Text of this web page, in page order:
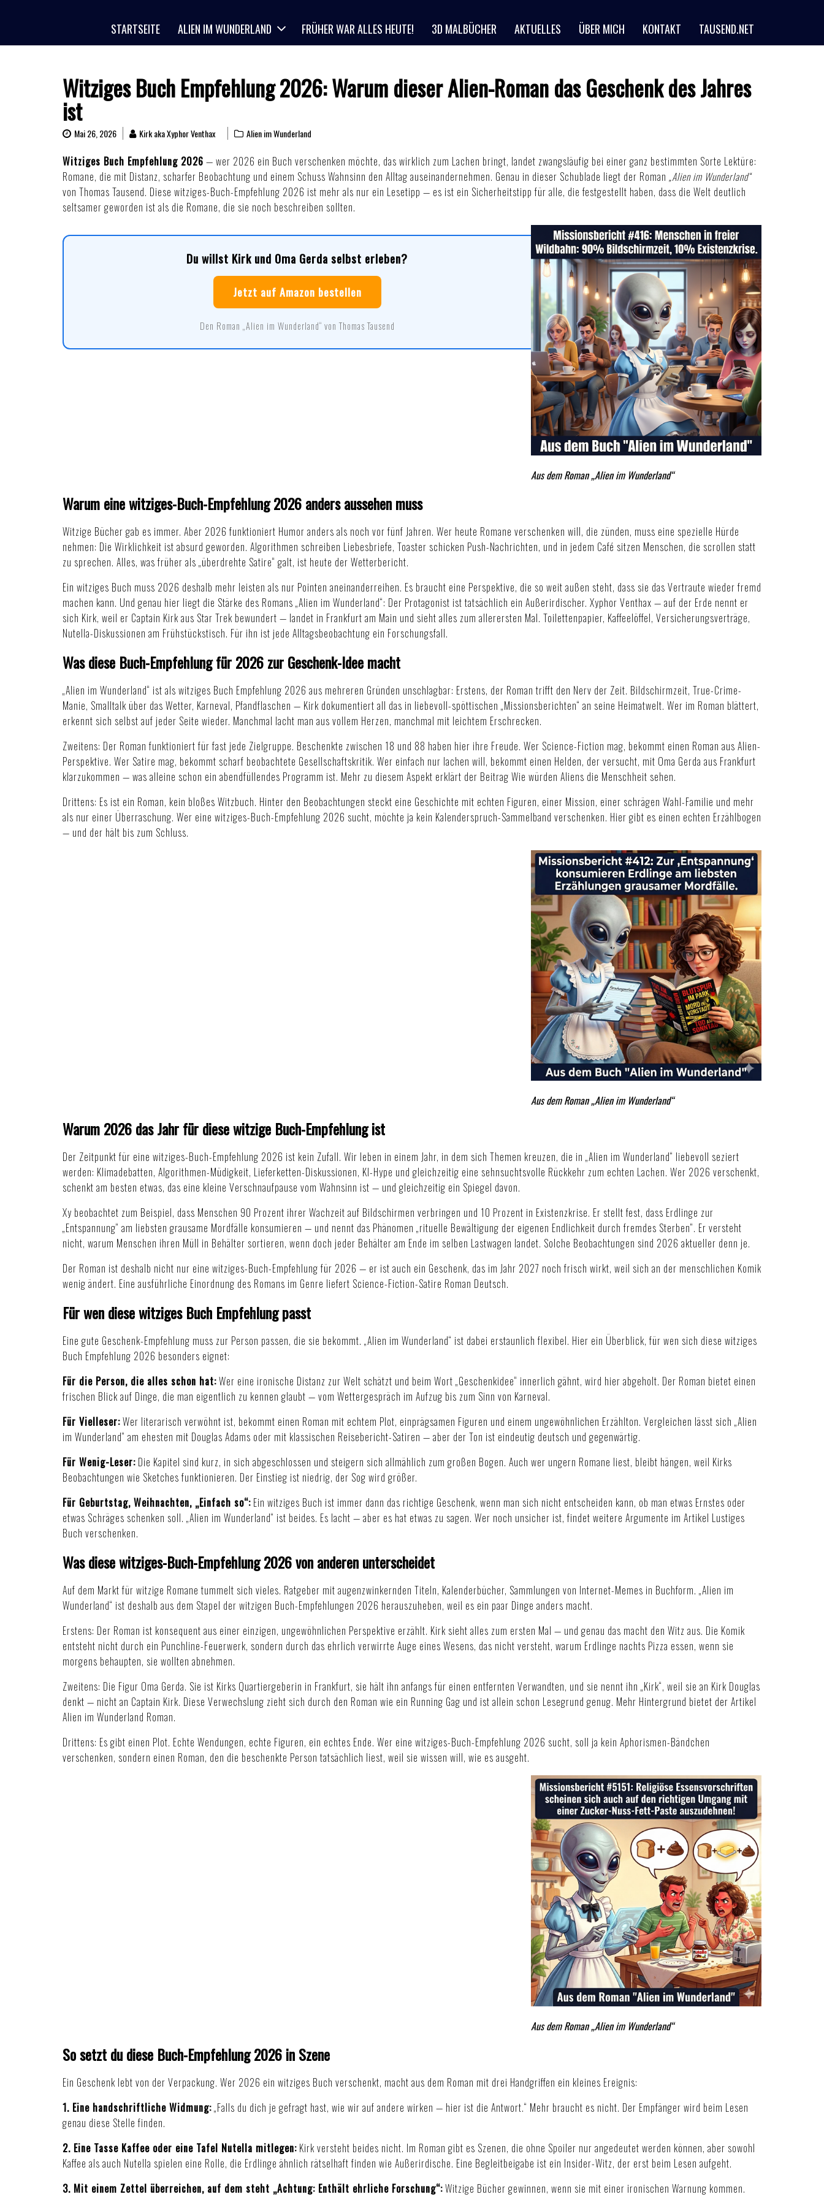
STARTSEITE ALIEN IM WUNDERLAND FRÜHER WAR ALLES HEUTE! 3D MALBÜCHER AKTUELLES ÜBER MICH KONTAKT TAUSEND.NET
Witziges Buch Empfehlung 2026: Warum dieser Alien-Roman das Geschenk des Jahres
ist
Mai 26, 2026 Kirk aka Xyphor Venthax Alien im Wunderland
Witziges Buch Empfehlung 2026 — wer 2026 ein Buch verschenken möchte, das wirklich zum Lachen bringt, landet zwangsläufig bei einer ganz bestimmten Sorte Lektüre:
Romane, die mit Distanz, scharfer Beobachtung und einem Schuss Wahnsinn den Alltag auseinandernehmen. Genau in dieser Schublade liegt der Roman „Alien im Wunderland“
von Thomas Tausend. Diese witziges-Buch-Empfehlung 2026 ist mehr als nur ein Lesetipp — es ist ein Sicherheitstipp für alle, die festgestellt haben, dass die Welt deutlich
seltsamer geworden ist als die Romane, die sie noch beschreiben sollten.
Aus dem Roman „Alien im Wunderland“
Du willst Kirk und Oma Gerda selbst erleben?
Jetzt auf Amazon bestellen
Den Roman „Alien im Wunderland“ von Thomas Tausend
Warum eine witziges-Buch-Empfehlung 2026 anders aussehen muss
Witzige Bücher gab es immer. Aber 2026 funktioniert Humor anders als noch vor fünf Jahren. Wer heute Romane verschenken will, die zünden, muss eine spezielle Hürde
nehmen: Die Wirklichkeit ist absurd geworden. Algorithmen schreiben Liebesbriefe, Toaster schicken Push-Nachrichten, und in jedem Café sitzen Menschen, die scrollen statt
zu sprechen. Alles, was früher als „überdrehte Satire“ galt, ist heute der Wetterbericht.
Ein witziges Buch muss 2026 deshalb mehr leisten als nur Pointen aneinanderreihen. Es braucht eine Perspektive, die so weit außen steht, dass sie das Vertraute wieder fremd
machen kann. Und genau hier liegt die Stärke des Romans „Alien im Wunderland“: Der Protagonist ist tatsächlich ein Außerirdischer. Xyphor Venthax — auf der Erde nennt er
sich Kirk, weil er Captain Kirk aus Star Trek bewundert — landet in Frankfurt am Main und sieht alles zum allerersten Mal. Toilettenpapier, Kaffeelöffel, Versicherungsverträge,
Nutella-Diskussionen am Frühstückstisch. Für ihn ist jede Alltagsbeobachtung ein Forschungsfall.
Was diese Buch-Empfehlung für 2026 zur Geschenk-Idee macht
„Alien im Wunderland“ ist als witziges Buch Empfehlung 2026 aus mehreren Gründen unschlagbar: Erstens, der Roman trifft den Nerv der Zeit. Bildschirmzeit, True-Crime-
Manie, Smalltalk über das Wetter, Karneval, Pfandflaschen — Kirk dokumentiert all das in liebevoll-spöttischen „Missionsberichten“ an seine Heimatwelt. Wer im Roman blättert,
erkennt sich selbst auf jeder Seite wieder. Manchmal lacht man aus vollem Herzen, manchmal mit leichtem Erschrecken.
Zweitens: Der Roman funktioniert für fast jede Zielgruppe. Beschenkte zwischen 18 und 88 haben hier ihre Freude. Wer Science-Fiction mag, bekommt einen Roman aus Alien-
Perspektive. Wer Satire mag, bekommt scharf beobachtete Gesellschaftskritik. Wer einfach nur lachen will, bekommt einen Helden, der versucht, mit Oma Gerda aus Frankfurt
klarzukommen — was alleine schon ein abendfüllendes Programm ist. Mehr zu diesem Aspekt erklärt der Beitrag Wie würden Aliens die Menschheit sehen.
Drittens: Es ist ein Roman, kein bloßes Witzbuch. Hinter den Beobachtungen steckt eine Geschichte mit echten Figuren, einer Mission, einer schrägen Wahl-Familie und mehr
als nur einer Überraschung. Wer eine witziges-Buch-Empfehlung 2026 sucht, möchte ja kein Kalenderspruch-Sammelband verschenken. Hier gibt es einen echten Erzählbogen
— und der hält bis zum Schluss.
Aus dem Roman „Alien im Wunderland“
Warum 2026 das Jahr für diese witzige Buch-Empfehlung ist
Der Zeitpunkt für eine witziges-Buch-Empfehlung 2026 ist kein Zufall. Wir leben in einem Jahr, in dem sich Themen kreuzen, die in „Alien im Wunderland“ liebevoll seziert
werden: Klimadebatten, Algorithmen-Müdigkeit, Lieferketten-Diskussionen, KI-Hype und gleichzeitig eine sehnsuchtsvolle Rückkehr zum echten Lachen. Wer 2026 verschenkt,
schenkt am besten etwas, das eine kleine Verschnaufpause vom Wahnsinn ist — und gleichzeitig ein Spiegel davon.
Xy beobachtet zum Beispiel, dass Menschen 90 Prozent ihrer Wachzeit auf Bildschirmen verbringen und 10 Prozent in Existenzkrise. Er stellt fest, dass Erdlinge zur
„Entspannung“ am liebsten grausame Mordfälle konsumieren — und nennt das Phänomen „rituelle Bewältigung der eigenen Endlichkeit durch fremdes Sterben“. Er versteht
nicht, warum Menschen ihren Müll in Behälter sortieren, wenn doch jeder Behälter am Ende im selben Lastwagen landet. Solche Beobachtungen sind 2026 aktueller denn je.
Der Roman ist deshalb nicht nur eine witziges-Buch-Empfehlung für 2026 — er ist auch ein Geschenk, das im Jahr 2027 noch frisch wirkt, weil sich an der menschlichen Komik
wenig ändert. Eine ausführliche Einordnung des Romans im Genre liefert Science-Fiction-Satire Roman Deutsch.
Für wen diese witziges Buch Empfehlung passt
Eine gute Geschenk-Empfehlung muss zur Person passen, die sie bekommt. „Alien im Wunderland“ ist dabei erstaunlich flexibel. Hier ein Überblick, für wen sich diese witziges
Buch Empfehlung 2026 besonders eignet:
Für die Person, die alles schon hat:Wer eine ironische Distanz zur Welt schätzt und beim Wort „Geschenkidee“ innerlich gähnt, wird hier abgeholt. Der Roman bietet einen
frischen Blick auf Dinge, die man eigentlich zu kennen glaubt — vom Wettergespräch im Aufzug bis zum Sinn von Karneval.
Für Vielleser:Wer literarisch verwöhnt ist, bekommt einen Roman mit echtem Plot, einprägsamen Figuren und einem ungewöhnlichen Erzählton. Vergleichen lässt sich „Alien
im Wunderland“ am ehesten mit Douglas Adams oder mit klassischen Reisebericht-Satiren — aber der Ton ist eindeutig deutsch und gegenwärtig.
Für Wenig-Leser: Die Kapitel sind kurz, in sich abgeschlossen und steigern sich allmählich zum großen Bogen. Auch wer ungern Romane liest, bleibt hängen, weil Kirks
Beobachtungen wie Sketches funktionieren. Der Einstieg ist niedrig, der Sog wird größer.
Für Geburtstag, Weihnachten, „Einfach so“: Ein witziges Buch ist immer dann das richtige Geschenk, wenn man sich nicht entscheiden kann, ob man etwas Ernstes oder
etwas Schräges schenken soll. „Alien im Wunderland“ ist beides. Es lacht — aber es hat etwas zu sagen. Wer noch unsicher ist, findet weitere Argumente im Artikel Lustiges
Buch verschenken.
Was diese witziges-Buch-Empfehlung 2026 von anderen unterscheidet
Auf dem Markt für witzige Romane tummelt sich vieles. Ratgeber mit augenzwinkernden Titeln, Kalenderbücher, Sammlungen von Internet-Memes in Buchform. „Alien im
Wunderland“ ist deshalb aus dem Stapel der witzigen Buch-Empfehlungen 2026 herauszuheben, weil es ein paar Dinge anders macht.
Erstens: Der Roman ist konsequent aus einer einzigen, ungewöhnlichen Perspektive erzählt. Kirk sieht alles zum ersten Mal — und genau das macht den Witz aus. Die Komik
entsteht nicht durch ein Punchline-Feuerwerk, sondern durch das ehrlich verwirrte Auge eines Wesens, das nicht versteht, warum Erdlinge nachts Pizza essen, wenn sie
morgens behaupten, sie wollten abnehmen.
Zweitens: Die Figur Oma Gerda. Sie ist Kirks Quartiergeberin in Frankfurt, sie hält ihn anfangs für einen entfernten Verwandten, und sie nennt ihn „Kirk“, weil sie an Kirk Douglas
denkt — nicht an Captain Kirk. Diese Verwechslung zieht sich durch den Roman wie ein Running Gag und ist allein schon Lesegrund genug. Mehr Hintergrund bietet der Artikel
Alien im Wunderland Roman.
Drittens: Es gibt einen Plot. Echte Wendungen, echte Figuren, ein echtes Ende. Wer eine witziges-Buch-Empfehlung 2026 sucht, soll ja kein Aphorismen-Bändchen
verschenken, sondern einen Roman, den die beschenkte Person tatsächlich liest, weil sie wissen will, wie es ausgeht.
Aus dem Roman „Alien im Wunderland“
So setzt du diese Buch-Empfehlung 2026 in Szene
Ein Geschenk lebt von der Verpackung. Wer 2026 ein witziges Buch verschenkt, macht aus dem Roman mit drei Handgriffen ein kleines Ereignis:
1. Eine handschriftliche Widmung:„Falls du dich je gefragt hast, wie wir auf andere wirken — hier ist die Antwort.“ Mehr braucht es nicht. Der Empfänger wird beim Lesen
genau diese Stelle finden.
2. Eine Tasse Kaffee oder eine Tafel Nutella mitlegen: Kirk versteht beides nicht. Im Roman gibt es Szenen, die ohne Spoiler nur angedeutet werden können, aber sowohl
Kaffee als auch Nutella spielen eine Rolle, die Erdlinge ähnlich rätselhaft finden wie Außerirdische. Eine Begleitbeigabe ist ein Insider-Witz, der erst beim Lesen aufgeht.
3. Mit einem Zettel überreichen, auf dem steht „Achtung: Enthält ehrliche Forschung“:Witzige Bücher gewinnen, wenn sie mit einer ironischen Warnung kommen.